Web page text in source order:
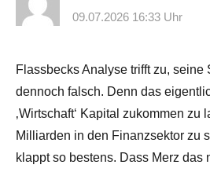
09.07.2026 16:33 Uhr
Flassbecks Analyse trifft zu, seine
dennoch falsch. Denn das
‚Wirtschaft‘ Kapital zukommen zu
Milliarden in den Finanzsektor zu
klappt so bestens. Dass Merz das